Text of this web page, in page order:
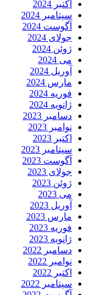
اکتبر 2024
سپتامبر 2024
آگوست 2024
جولای 2024
ژوئن 2024
می 2024
آوریل 2024
مارس 2024
فوریه 2024
ژانویه 2024
دسامبر 2023
نوامبر 2023
اکتبر 2023
سپتامبر 2023
آگوست 2023
جولای 2023
ژوئن 2023
می 2023
آوریل 2023
مارس 2023
فوریه 2023
ژانویه 2023
دسامبر 2022
نوامبر 2022
اکتبر 2022
سپتامبر 2022